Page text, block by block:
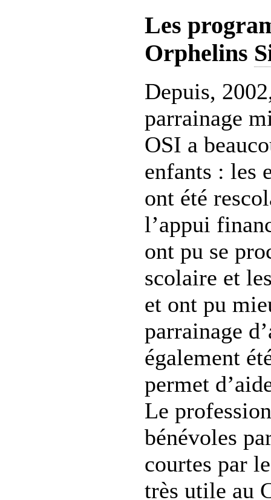
Les
Orphelins
Depuis,
parrainage
OSI a
enfants : les
ont été
l’appui
ont pu se
scolaire et
et ont pu
parrainage
également
permet
Le
bénévoles
courtes par
très utile au